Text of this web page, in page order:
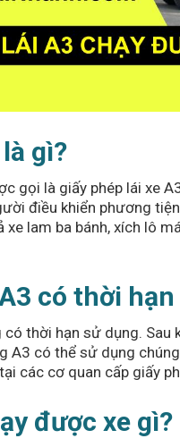
gì?
gọi là giấy phép lái xe
điều khiển phương
lam ba bánh, xích lô
có thời
có thời hạn sử dụng. Sau
A3 có thể sử dụng
các cơ quan cấp giấy
được xe gì?